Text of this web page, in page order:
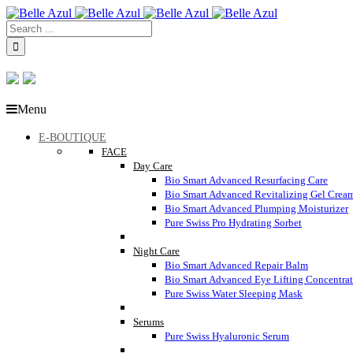
Menu
E-BOUTIQUE
FACE
Day Care
Bio Smart Advanced Resurfacing Care
Bio Smart Advanced Revitalizing Gel
Bio Smart Advanced Plumping Moisturizer
Pure Swiss Pro Hydrating Sorbet
Night Care
Bio Smart Advanced Repair Balm
Bio Smart Advanced Eye Lifting
Pure Swiss Water Sleeping Mask
Serums
Pure Swiss Hyaluronic Serum